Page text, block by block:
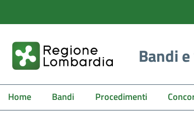
Bandi
Home Bandi Procedimenti